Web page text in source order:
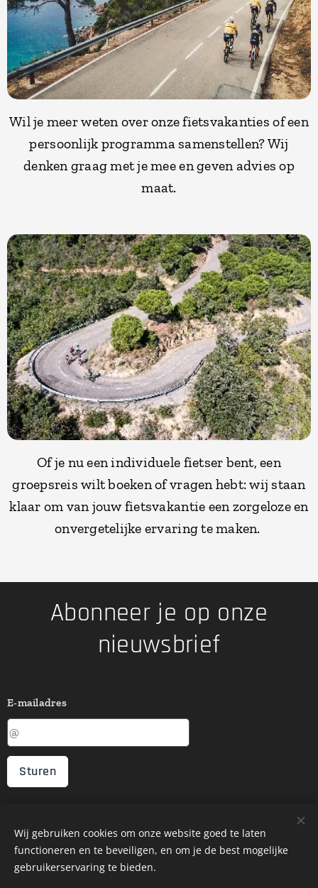
Wil je meer weten over onze fietsvakanties of een
persoonlijk programma samenstellen? Wij
denken graag met je mee en geven advies op
maat.
Of je nu een individuele fietser bent, een
groepsreis wilt boeken of vragen hebt: wij staan
klaar om van jouw fietsvakantie een zorgeloze en
onvergetelijke ervaring te maken.
Abonneer je op onze
nieuwsbrief
E-mailadres
Sturen
Betaal veilig en eenvoudig met iDEAL of bankoverschrijving
Voor informatie over welke gegevens wij verwerken, bekijk onze
Wij gebruiken cookies om onze website goed te laten
functioneren en te beveiligen, en om je de best mogelijke
gebruikerservaring te bieden.